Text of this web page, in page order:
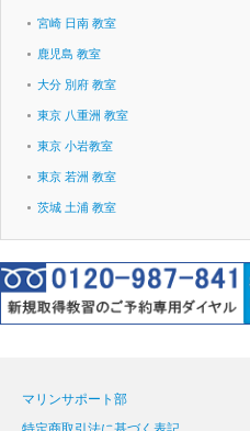
宮崎 日南 教室
鹿児島 教室
大分 別府 教室
東京 八重洲 教室
東京 小岩教室
東京 若洲 教室
茨城 土浦 教室
マリンサポート部